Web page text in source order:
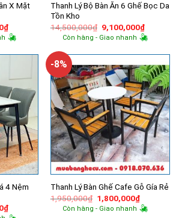
X Mặt
₫Giá
hiện
tại
5,490,000₫.
Thanh Lý Bộ Bàn Ăn 6 Ghế Bọc Da
Tồn Kho
14,500,000₫ Giá
gốc
là:
9,100,000₫Giá
hiện
tại
Còn hàng - Giao nhanh
4 Nệm
₫Giá
hiện
-8%
Thanh Lý Bàn Ghế Cafe Gỗ Gía Rẻ
1,950,000₫ Giá
gốc
là:
1,800,000₫Giá
hiện
tại
Còn hàng - Giao nhanh